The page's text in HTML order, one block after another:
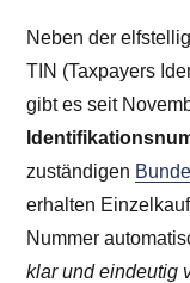
Neben der
TIN (Taxpayers
gibt es seit
zuständigen
erhalten
Nummer
klar und eindeutig